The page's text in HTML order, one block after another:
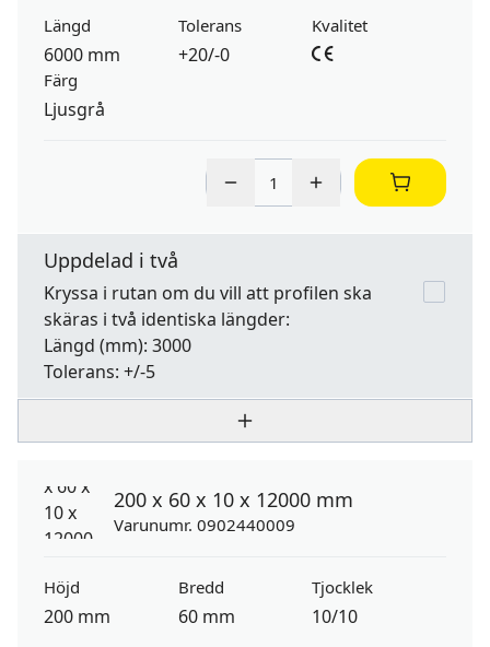
Längd
6000 mm
Tolerans
+20/-0
Kvalitet
Färg
Ljusgrå
Uppdelad i två
Kryssa i rutan om du vill att profilen ska
skäras i två identiska längder:
Längd (mm): 3000
Tolerans: +/-5
200 x 60 x 10 x 12000 mm
Varunumr. 0902440009
Höjd
200 mm
Bredd
60 mm
Tjocklek
10/10